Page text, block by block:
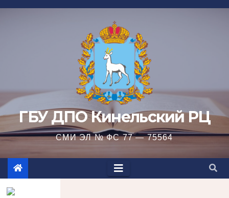
Перейти
ГБУ ДПО Кинельский РЦ
СМИ ЭЛ № ФС 77 — 75564